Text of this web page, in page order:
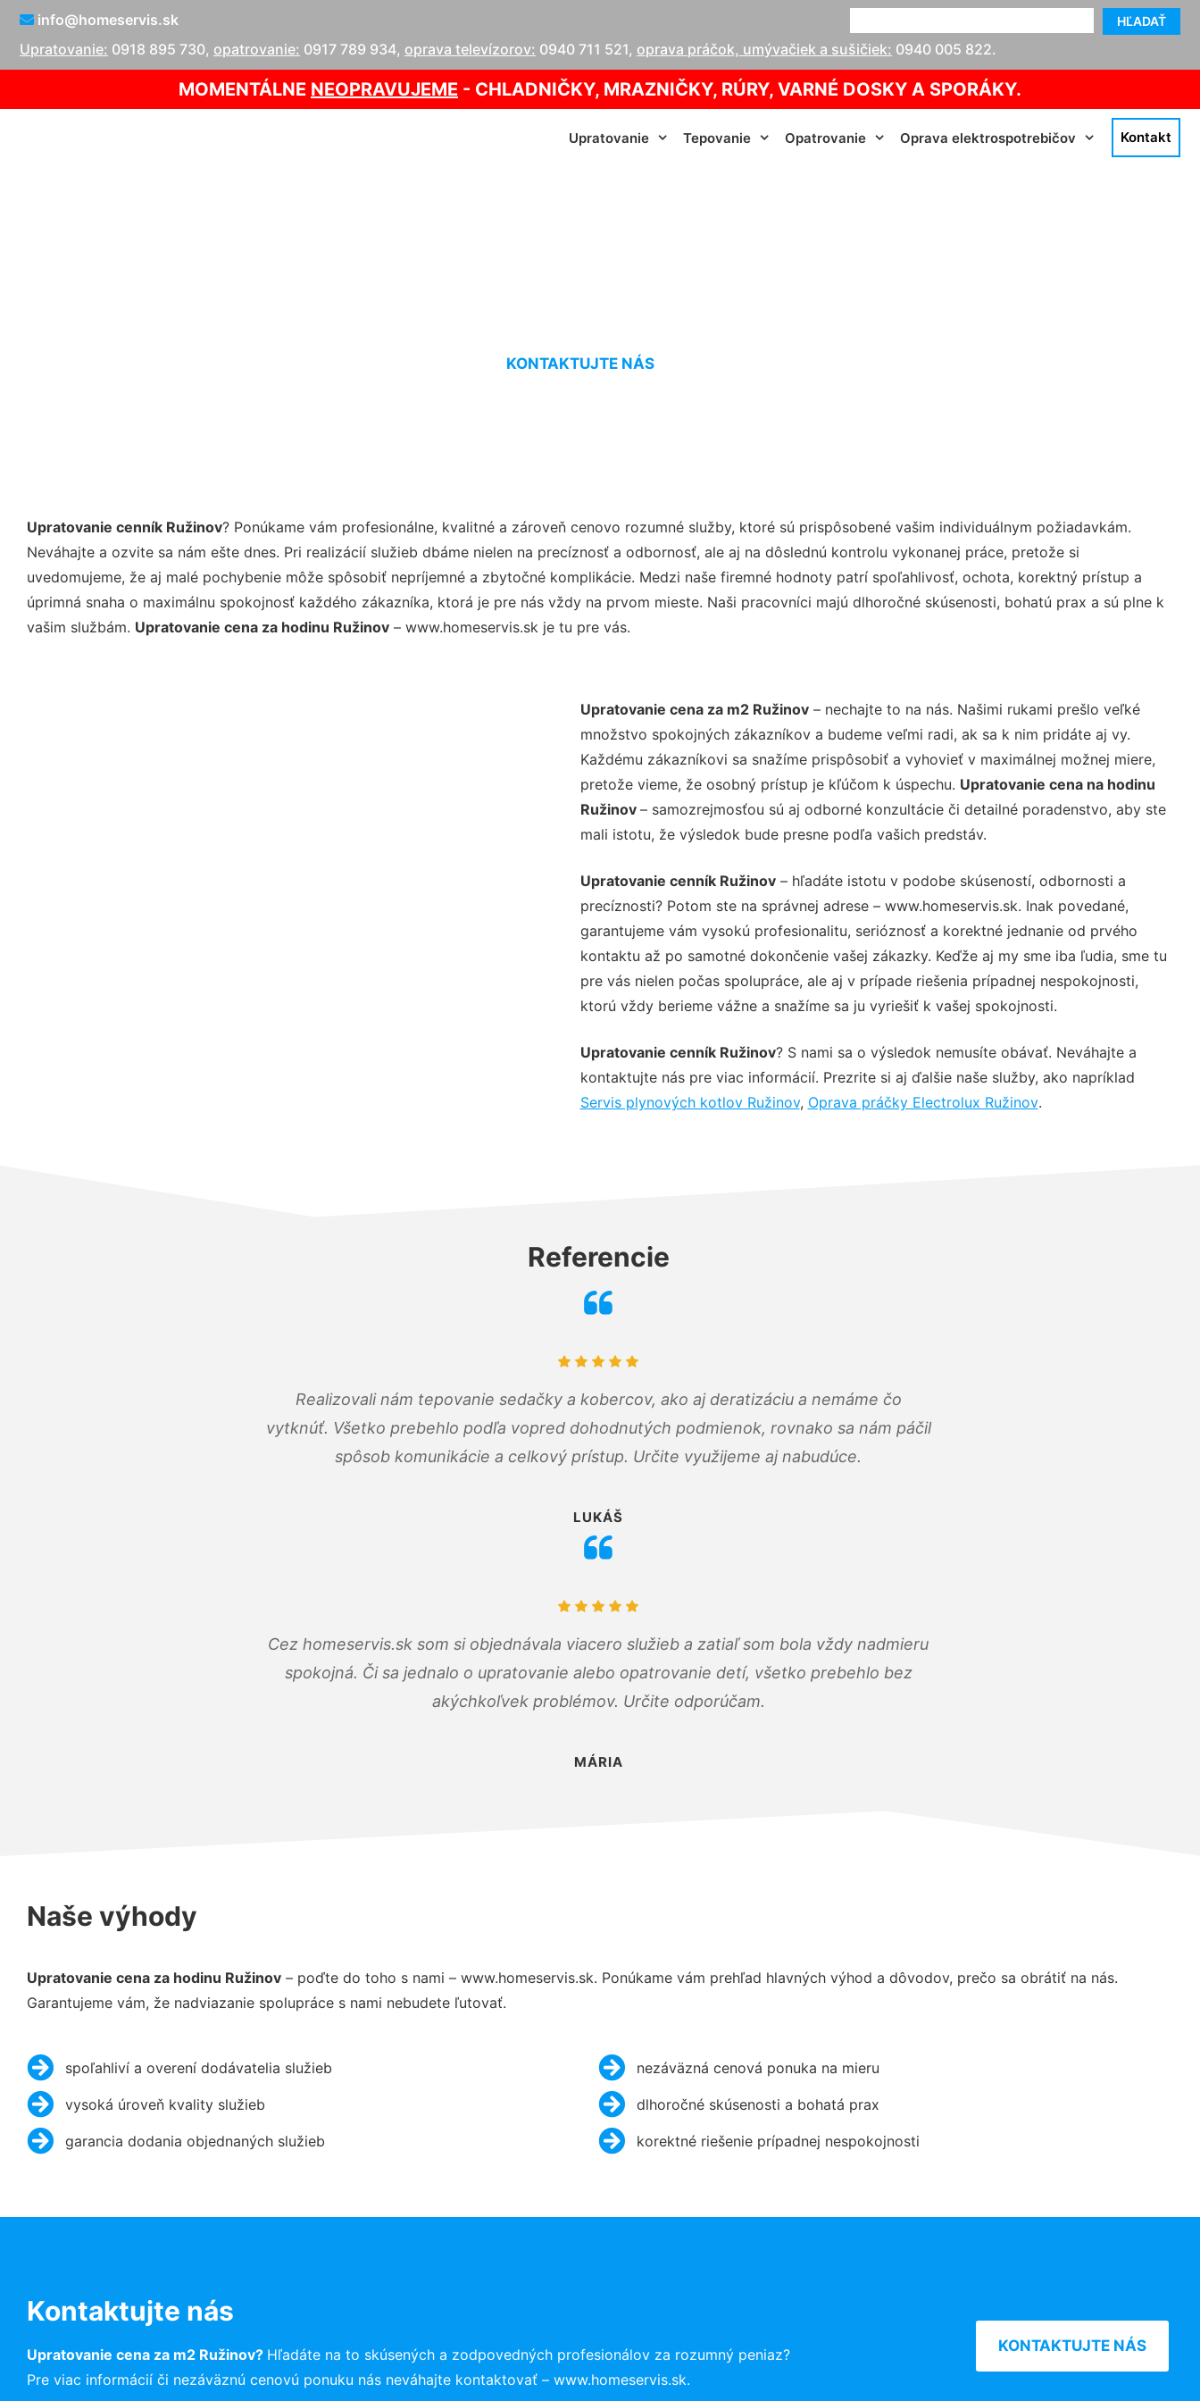
HĽADAŤ
info@homeservis.sk
Upratovanie: 0918 895 730, opatrovanie: 0917 789 934, oprava televízorov: 0940 711 521, oprava práčok, umývačiek a sušičiek: 0940 005 822.
MOMENTÁLNE NEOPRAVUJEME - CHLADNIČKY, MRAZNIČKY, RÚRY, VARNÉ DOSKY A SPORÁKY.
Upratovanie Tepovanie Opatrovanie Oprava elektrospotrebičov Kontakt
KONTAKTUJTE NÁS
Upratovanie cenník Ružinov? Ponúkame vám profesionálne, kvalitné a zároveň cenovo rozumné služby, ktoré sú prispôsobené vašim individuálnym požiadavkám.
Neváhajte a ozvite sa nám ešte dnes. Pri realizácií služieb dbáme nielen na precíznosť a odbornosť, ale aj na dôslednú kontrolu vykonanej práce, pretože si
uvedomujeme, že aj malé pochybenie môže spôsobiť nepríjemné a zbytočné komplikácie. Medzi naše firemné hodnoty patrí spoľahlivosť, ochota, korektný prístup a
úprimná snaha o maximálnu spokojnosť každého zákazníka, ktorá je pre nás vždy na prvom mieste. Naši pracovníci majú dlhoročné skúsenosti, bohatú prax a sú plne k
vašim službám. Upratovanie cena za hodinu Ružinov – www.homeservis.sk je tu pre vás.
Upratovanie cena za m2 Ružinov– nechajte to na nás. Našimi rukami prešlo veľké
množstvo spokojných zákazníkov a budeme veľmi radi, ak sa k nim pridáte aj vy.
Každému zákazníkovi sa snažíme prispôsobiť a vyhovieť v maximálnej možnej miere,
pretože vieme, že osobný prístup je kľúčom k úspechu. Upratovanie cena na hodinu
Ružinov – samozrejmosťou sú aj odborné konzultácie či detailné poradenstvo, aby ste
mali istotu, že výsledok bude presne podľa vašich predstáv.
Upratovanie cenník Ružinov– hľadáte istotu v podobe skúseností, odbornosti a
precíznosti? Potom ste na správnej adrese – www.homeservis.sk. Inak povedané,
garantujeme vám vysokú profesionalitu, serióznosť a korektné jednanie od prvého
kontaktu až po samotné dokončenie vašej zákazky. Keďže aj my sme iba ľudia, sme tu
pre vás nielen počas spolupráce, ale aj v prípade riešenia prípadnej nespokojnosti,
ktorú vždy berieme vážne a snažíme sa ju vyriešiť k vašej spokojnosti.
Upratovanie cenník Ružinov? S nami sa o výsledok nemusíte obávať. Neváhajte a
kontaktujte nás pre viac informácií. Prezrite si aj ďalšie naše služby, ako napríklad
Servis plynových kotlov Ružinov, Oprava práčky Electrolux Ružinov.
Referencie
Realizovali nám tepovanie sedačky a kobercov, ako aj deratizáciu a nemáme čo
vytknúť. Všetko prebehlo podľa vopred dohodnutých podmienok, rovnako sa nám páčil
spôsob komunikácie a celkový prístup. Určite využijeme aj nabudúce.
LUKÁŠ
Cez homeservis.sk som si objednávala viacero služieb a zatiaľ som bola vždy nadmieru
spokojná. Či sa jednalo o upratovanie alebo opatrovanie detí, všetko prebehlo bez
akýchkoľvek problémov. Určite odporúčam.
MÁRIA
Naše výhody
Upratovanie cena za hodinu Ružinov – poďte do toho s nami – www.homeservis.sk. Ponúkame vám prehľad hlavných výhod a dôvodov, prečo sa obrátiť na nás.
Garantujeme vám, že nadviazanie spolupráce s nami nebudete ľutovať.
spoľahliví a overení dodávatelia služieb
vysoká úroveň kvality služieb
garancia dodania objednaných služieb
nezáväzná cenová ponuka na mieru
dlhoročné skúsenosti a bohatá prax
korektné riešenie prípadnej nespokojnosti
Kontaktujte nás
Upratovanie cena za m2 Ružinov? Hľadáte na to skúsených a zodpovedných profesionálov za rozumný peniaz?
Pre viac informácií či nezáväznú cenovú ponuku nás neváhajte kontaktovať – www.homeservis.sk.
KONTAKTUJTE NÁS